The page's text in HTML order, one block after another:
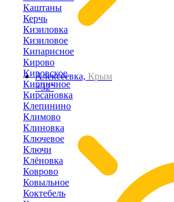
Алексеевка, Крым
+32°
Каштаны
Керчь
Кизиловка
Кизиловое
Кипарисное
Кирово
Кировское
Кирпичное
Кирсановка
Клепинино
Климово
Клиновка
Ключевое
Ключи
Клёновка
Коврово
Ковыльное
Коктебель